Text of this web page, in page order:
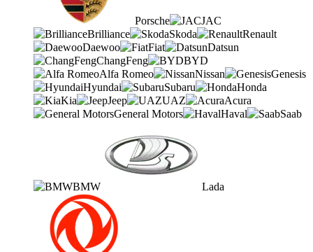
Porsche
JAC
Brilliance
Skoda
Renault
Daewoo
Fiat
Datsun
ChangFeng
BYD
Alfa Romeo
Nissan
Genesis
Hyundai
Subaru
Honda
Kia
Jeep UAZ
Acura
General Motors
Haval Saab
BMW Lada